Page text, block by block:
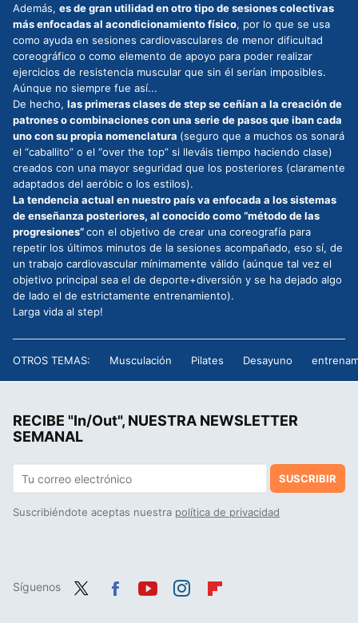
Además, es de gran utilidad en otro tipo de sesiones colectivas
más enfocadas al acondicionamiento físico, por lo que se usa
como ayuda en sesiones cardiovasculares de menor dificultad
coreográfico o como elemento de apoyo para poder realizar
ejercicios de resistencia muscular que sin él serían imposibles.
Aúnque no siempre fue así...
De hecho, las primeras clases de step se ceñían a la creación de
patrones o combinaciones con una serie de pasos que iban cada
uno con su propia nomenclatura (seguro que a muchos os sonará
el “caballito” o el “over the top” si lleváis tiempo haciendo clase)
creados con una mayor seguridad que los posteriores (claramente
adaptados del aeróbic o los estilos).
La tendencia actual en nuestro país va enfocada a los sistemas
de enseñanza posteriores, al conocido como “método de las
progresiones”con el objetivo de crear una coreografía para
repetir los últimos minutos de la sesiones acompañado, eso sí, de
un trabajo cardiovascular mínimamente válido (aúnque tal vez el
objetivo principal sea el de deporte+diversión y se ha dejado algo
de lado el de estrictamente entrenamiento).
Larga vida al step!
OTROS TEMAS: Musculación Pilates Desayuno
RECIBE "In/Out", NUESTRA NEWSLETTER
SEMANAL
SUSCRIBIR
Suscribiéndote aceptas nuestra política de privacidad
Síguenos